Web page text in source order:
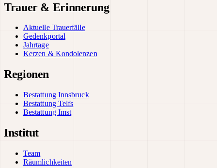
Trauer & Erinnerung
Aktuelle Trauerfälle
Gedenkportal
Jahrtage
Kerzen & Kondolenzen
Regionen
Bestattung Innsbruck
Bestattung Telfs
Bestattung Imst
Institut
Team
Räumlichkeiten